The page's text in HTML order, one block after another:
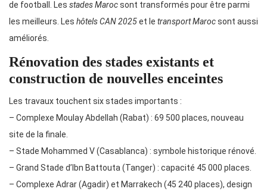
de football. Les stades Marocsont transformés pour être parmi
les meilleurs. Les hôtels CAN 2025et le transport Marocsont aussi
améliorés.
Rénovation des stades existants et
construction de nouvelles enceintes
Les travaux touchent six stades importants :
– Complexe Moulay Abdellah (Rabat) : 69 500 places, nouveau
site de la finale.
– Stade Mohammed V (Casablanca) : symbole historique rénové.
– Grand Stade d’Ibn Battouta (Tanger) : capacité 45 000 places.
– Complexe Adrar (Agadir) et Marrakech (45 240 places), design